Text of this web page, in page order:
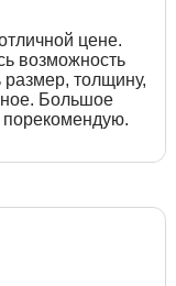
цене.
возможность
толщину,
Большое
порекомендую.